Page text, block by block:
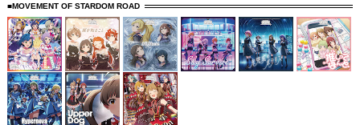
■MOVEMENT OF STARDOM ROAD